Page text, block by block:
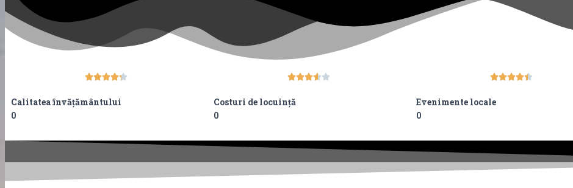

Calitatea învățământului
0

Costuri de locuință
0

Evenimente locale
0